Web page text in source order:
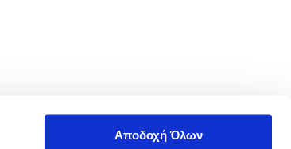
Αποδοχή Όλων